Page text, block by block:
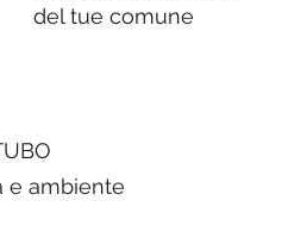
del tue comune
e ambiente